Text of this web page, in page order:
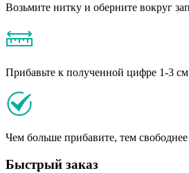
Возьмите нитку и оберните вокруг
Прибавьте к полученной цифре 1-3 см
Чем больше прибавите, тем
Быстрый заказ